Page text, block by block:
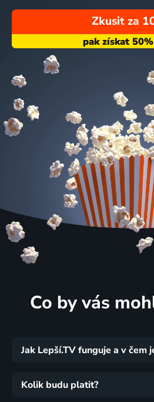
Zkusit za
Co by vás
Jak Lepší.TV funguje a v čem
Kolik budu platit?